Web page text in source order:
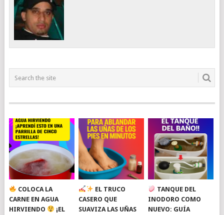
COLOCA LA
CARNE EN AGUA
HIRVIENDO
¡EL
EL TRUCO
CASERO QUE
SUAVIZA LAS UÑAS
TANQUE DEL
INODORO COMO
NUEVO: GUÍA